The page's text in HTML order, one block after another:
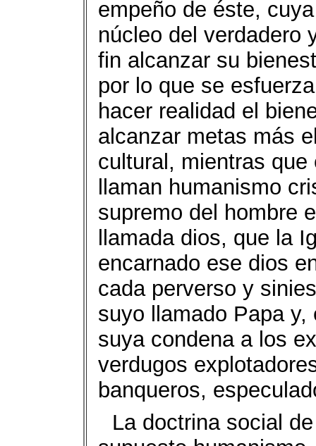
empeño de éste,
núcleo del verdadero
fin alcanzar su
por lo que se
hacer realidad el
alcanzar metas más
cultural, mientras
llaman humanismo
supremo del hombre
llamada dios, que la
encarnado ese dios
cada perverso y
suyo llamado Papa
suya condena a los
verdugos
banqueros,
La doctrina social